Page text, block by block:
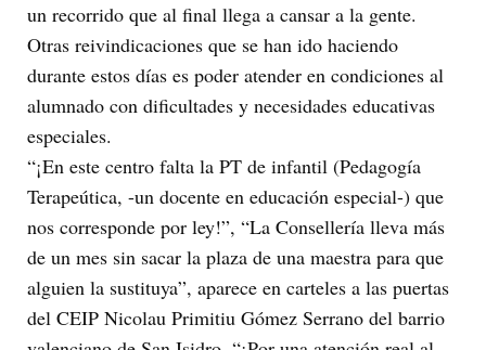
un recorrido que al final llega a cansar a la gente.
Otras reivindicaciones que se han ido haciendo
durante estos días es poder atender en condiciones al
alumnado con dificultades y necesidades educativas
especiales.
“¡En este centro falta la PT de infantil (Pedagogía
Terapeútica, -un docente en educación especial-) que
nos corresponde por ley!”, “La Consellería lleva más
de un mes sin sacar la plaza de una maestra para que
alguien la sustituya”, aparece en carteles a las puertas
del CEIP Nicolau Primitiu Gómez Serrano del barrio